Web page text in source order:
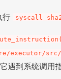
行
executor/
遇到系统调用